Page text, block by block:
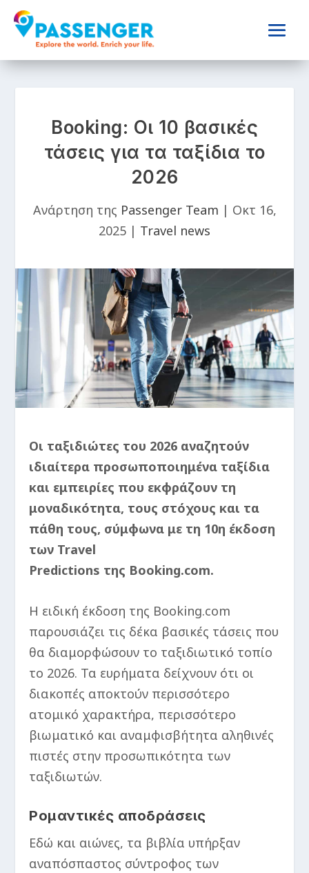
Booking: Οι 10 βασικές
τάσεις για τα ταξίδια το
2026
Ανάρτηση της Passenger Team | Οκτ 16,
2025 | Travel news
Οι ταξιδιώτες του 2026 αναζητούν
ιδιαίτερα προσωποποιημένα ταξίδια
και εμπειρίες που εκφράζουν τη
μοναδικότητα, τους στόχους και τα
πάθη τους, σύμφωνα με τη 10η έκδοση
των Travel
Predictions της Booking.com.
Η ειδική έκδοση της Booking.com
παρουσιάζει τις δέκα βασικές τάσεις που
θα διαμορφώσουν το ταξιδιωτικό τοπίο
το 2026. Τα ευρήματα δείχνουν ότι οι
διακοπές αποκτούν περισσότερο
ατομικό χαρακτήρα, περισσότερο
βιωματικό και αναμφισβήτητα αληθινές
πιστές στην προσωπικότητα των
ταξιδιωτών.
Ρομαντικές αποδράσεις
Εδώ και αιώνες, τα βιβλία υπήρξαν
αναπόσπαστος σύντροφος των